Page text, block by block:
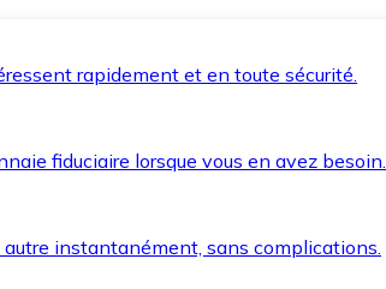
rapidement et en toute sécurité.
fiduciaire lorsque vous en avez besoin.
instantanément, sans complications.